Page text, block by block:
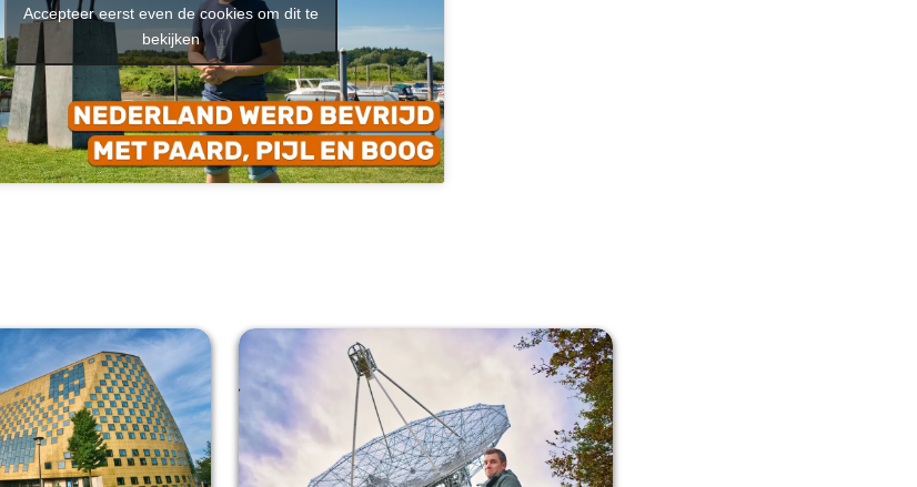
Accepteer eerst even de cookies om dit te
bekijken